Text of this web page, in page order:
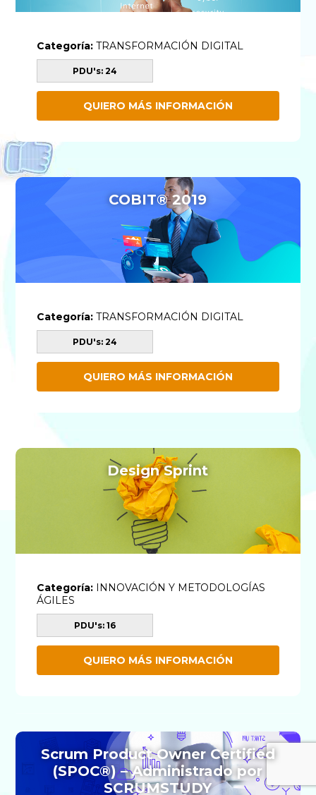
Categoría:TRANSFORMACIÓN DIGITAL
PDU's: 24
QUIERO MÁS INFORMACIÓN
COBIT® 2019
Categoría:TRANSFORMACIÓN DIGITAL
PDU's: 24
QUIERO MÁS INFORMACIÓN
Design Sprint
Categoría: INNOVACIÓN Y METODOLOGÍAS
ÁGILES
PDU's: 16
QUIERO MÁS INFORMACIÓN
Scrum Product Owner Certified
(SPOC®) – Administrado por
SCRUMSTUDY